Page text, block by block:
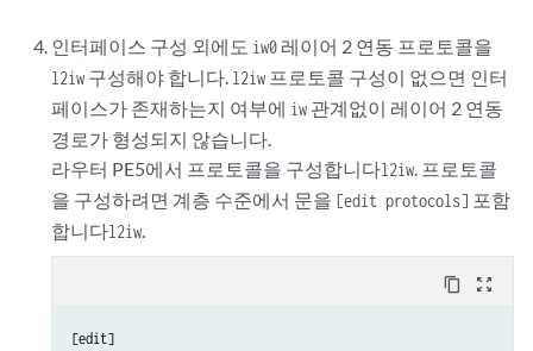
                        remote-site-id 3;
                    }
                }
                site l2-circuit {
                    interface iw0.1 {
                        remote-site-id 3;
                    }
    }
인터페이스 구성 외에도 iw0 레이어 2 연동 프로토콜을
l2iw 구성해야 합니다. l2iw 프로토콜 구성이 없으면 인터
페이스가 존재하는지 여부에 iw 관계없이 레이어 2 연동
경로가 형성되지 않습니다.
라우터 PE5에서 프로토콜을 구성합니다l2iw. 프로토콜
을 구성하려면 계층 수준에서 문을 [edit protocols] 포함
합니다l2iw.
content_copy zoom_out_map
[edit]